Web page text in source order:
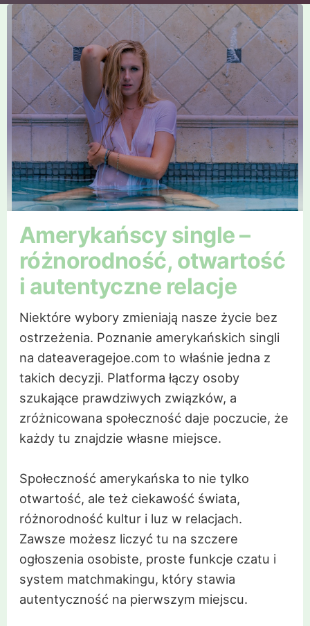
Amerykańscy single –
różnorodność, otwartość
i autentyczne relacje
Niektóre wybory zmieniają nasze życie bez
ostrzeżenia. Poznanie amerykańskich singli
na dateaveragejoe.com to właśnie jedna z
takich decyzji. Platforma łączy osoby
szukające prawdziwych związków, a
zróżnicowana społeczność daje poczucie, że
każdy tu znajdzie własne miejsce.
Społeczność amerykańska to nie tylko
otwartość, ale też ciekawość świata,
różnorodność kultur i luz w relacjach.
Zawsze możesz liczyć tu na szczere
ogłoszenia osobiste, proste funkcje czatu i
system matchmakingu, który stawia
autentyczność na pierwszym miejscu.